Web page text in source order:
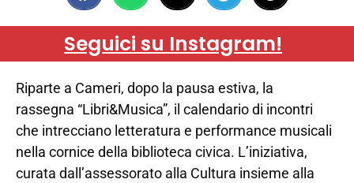
Seguici su Instagram!
Riparte a Cameri, dopo la pausa estiva, la
rassegna “Libri&Musica”, il calendario di incontri
che intrecciano letteratura e performance musicali
nella cornice della biblioteca civica. L’iniziativa,
curata dall’assessorato alla Cultura insieme alla